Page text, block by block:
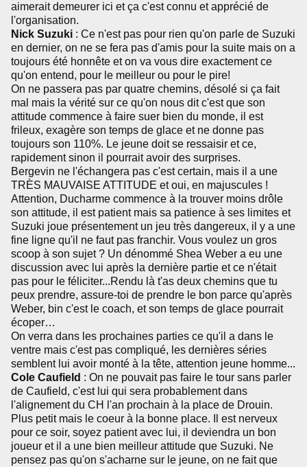
aimerait demeurer ici et ça c'est connu et apprécié de
l'organisation.
Nick Suzuki : Ce n'est pas pour rien qu'on parle de Suzuki
en dernier, on ne se fera pas d'amis pour la suite mais on a
toujours été honnête et on va vous dire exactement ce
qu'on entend, pour le meilleur ou pour le pire!
On ne passera pas par quatre chemins, désolé si ça fait
mal mais la vérité sur ce qu'on nous dit c'est que son
attitude commence à faire suer bien du monde, il est
frileux, exagère son temps de glace et ne donne pas
toujours son 110%. Le jeune doit se ressaisir et ce,
rapidement sinon il pourrait avoir des surprises.
Bergevin ne l'échangera pas c'est certain, mais il a une
TRÈS MAUVAISE ATTITUDE et oui, en majuscules !
Attention, Ducharme commence à la trouver moins drôle
son attitude, il est patient mais sa patience à ses limites et
Suzuki joue présentement un jeu très dangereux, il y a une
fine ligne qu'il ne faut pas franchir. Vous voulez un gros
scoop à son sujet ? Un dénommé Shea Weber a eu une
discussion avec lui après la dernière partie et ce n'était
pas pour le féliciter...Rendu là t'as deux chemins que tu
peux prendre, assure-toi de prendre le bon parce qu'après
Weber, bin c'est le coach, et son temps de glace pourrait
écoper…
On verra dans les prochaines parties ce qu'il a dans le
ventre mais c'est pas compliqué, les dernières séries
semblent lui avoir monté à la tête, attention jeune homme...
Cole Caufield : On ne pouvait pas faire le tour sans parler
de Caufield, c'est lui qui sera probablement dans
l'alignement du CH l'an prochain à la place de Drouin.
Plus petit mais le coeur à la bonne place. Il est nerveux
pour ce soir, soyez patient avec lui, il deviendra un bon
joueur et il a une bien meilleur attitude que Suzuki. Ne
pensez pas qu'on s'acharne sur le jeune, on ne fait que